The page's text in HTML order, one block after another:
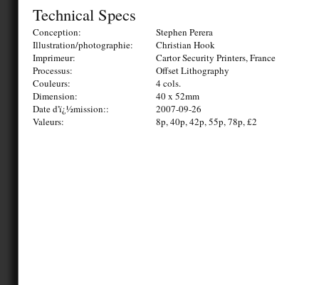
Technical Specs
Conception:
Stephen Perera
Illustration/photographie:
Christian Hook
Imprimeur:
Cartor Security Printers, France
Processus:
Offset Lithography
Couleurs:
4 cols.
Dimension:
40 x 52mm
Date d'ï¿½mission::
2007-09-26
Valeurs:
8p, 40p, 42p, 55p, 78p, £2